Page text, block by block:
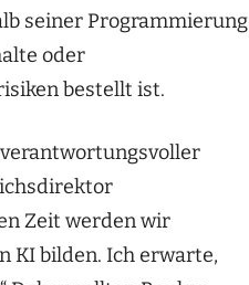
seiner Programmierung
oder
bestellt ist.
Zeit werden wir
KI bilden. Ich erwarte,